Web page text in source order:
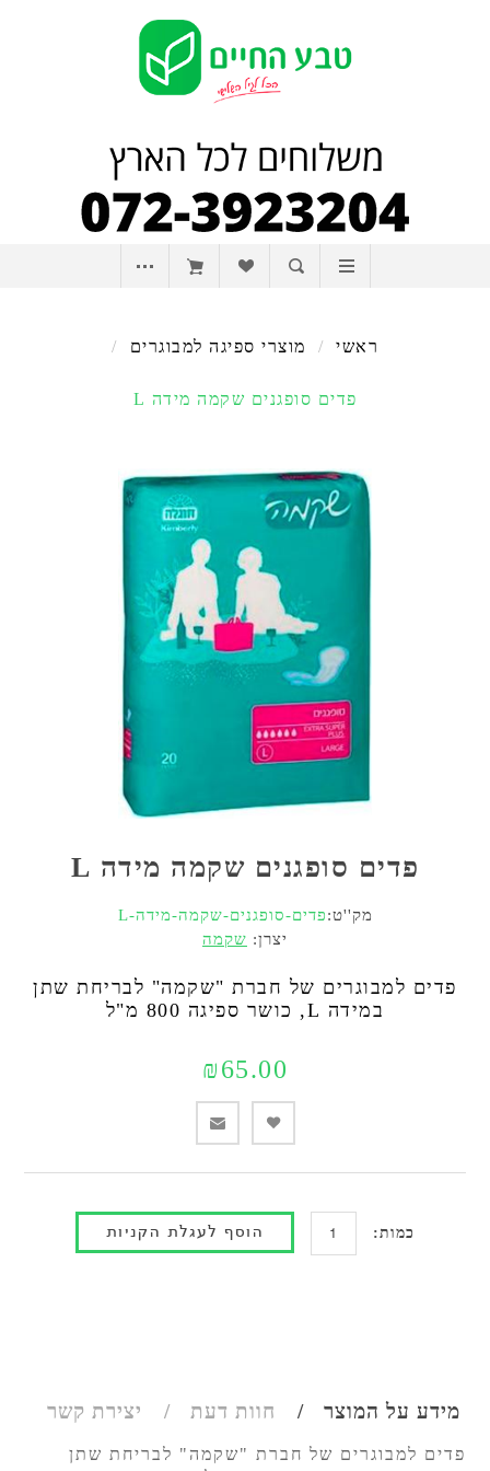
ראשי / מוצרי ספיגה למבוגרים /
פדים סופגנים שקמה מידה L
פדים סופגנים שקמה מידה L
מק''ט:פדים-סופגנים-שקמה-מידה-L
יצרן: שקמה
פדים למבוגרים של חברת "שקמה" לבריחת שתן
במידה L, כושר ספיגה 800 מ"ל
₪65.00
כמות:
מידע על המוצר חוות דעת יצירת קשר
פדים למבוגרים של חברת "שקמה" לבריחת שתן